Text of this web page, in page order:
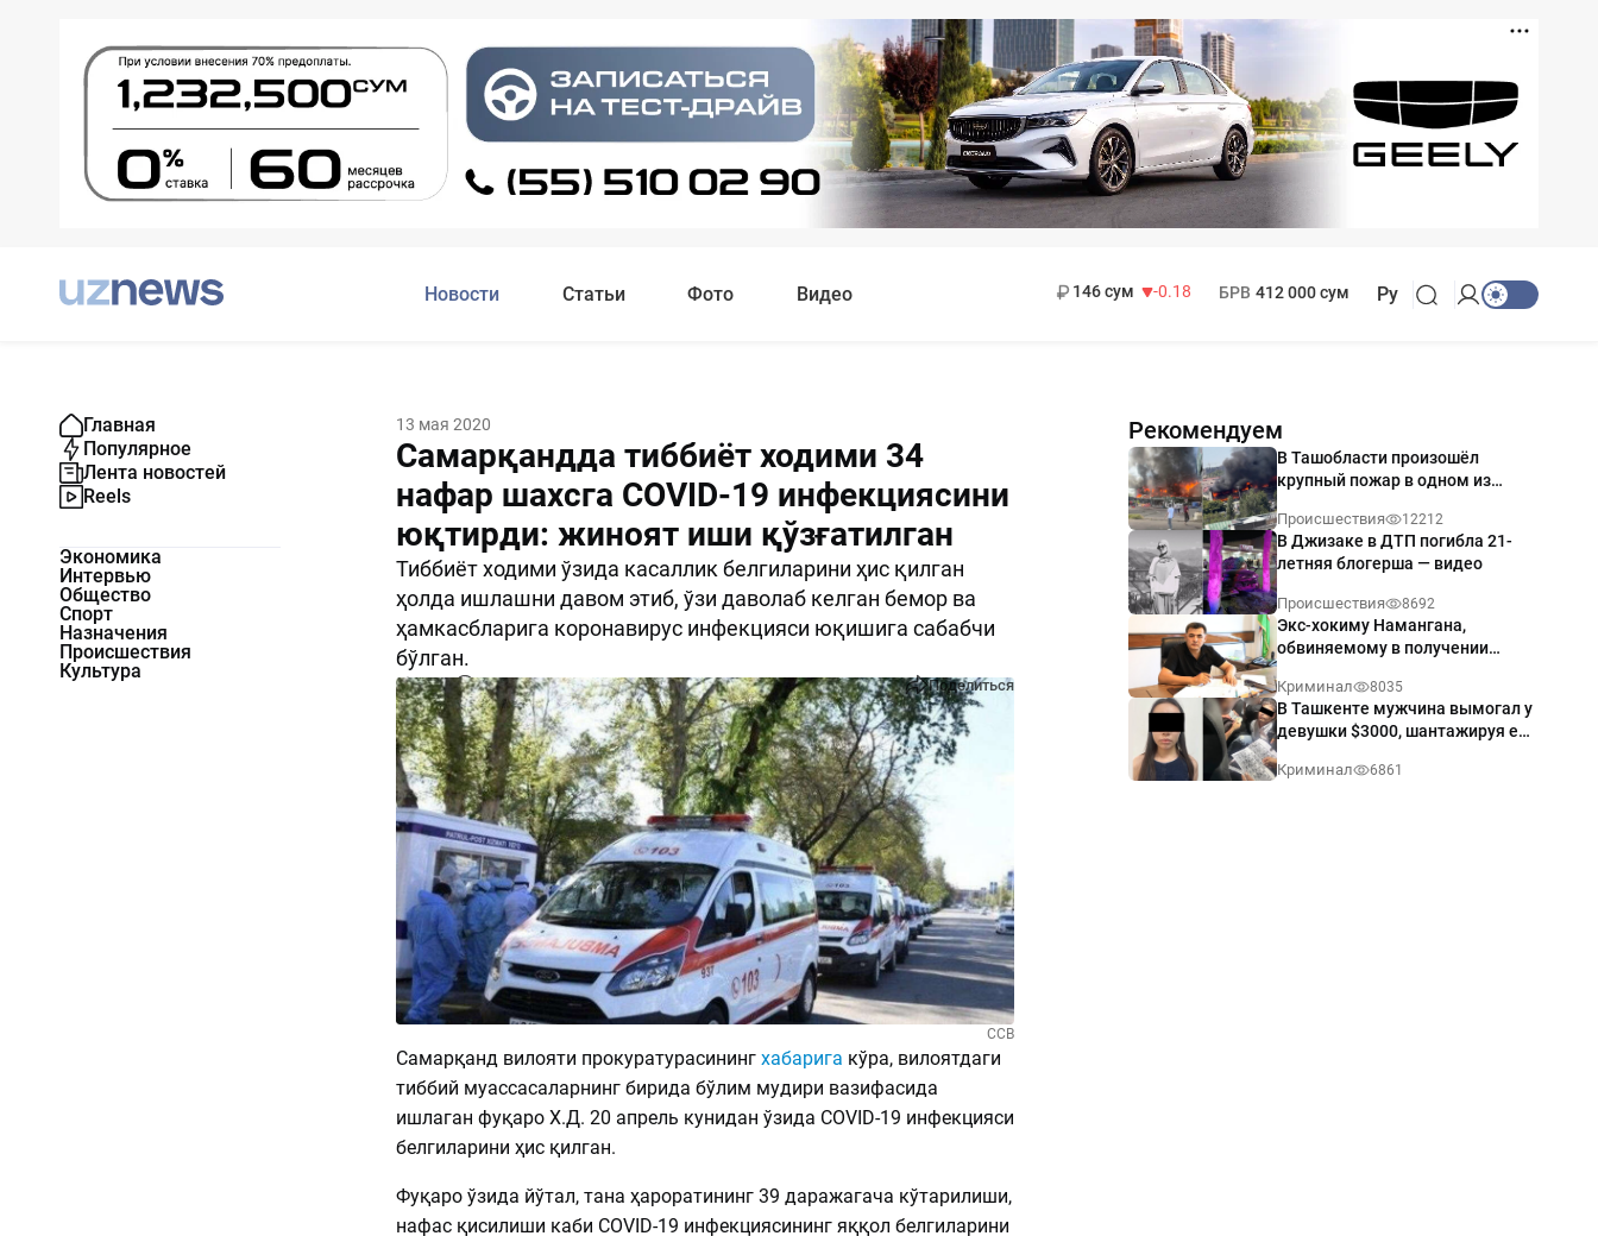
Новости Статьи Фото Видео
146 сум
-0.18
БРВ 412 000 сум Ру
Главная
Популярное
Лента новостей
Reels
Экономика
Интервью
Общество
Спорт
Назначения
Происшествия
Культура
13 мая 2020
Самарқандда тиббиёт ходими 34
нафар шахсга COVID-19 инфекциясини
юқтирди: жиноят иши қўзғатилган
Тиббиёт ходими ўзида касаллик белгиларини ҳис қилган
ҳолда ишлашни давом этиб, ўзи даволаб келган бемор ва
ҳамкасбларига коронавирус инфекцияси юқишига сабабчи
бўлган.
1952 0 Поделиться
ССВ
Самарқанд вилояти прокуратурасининг хабарига кўра, вилоятдаги
тиббий муассасаларнинг бирида бўлим мудири вазифасида
ишлаган фуқаро Х.Д. 20 апрель кунидан ўзида COVID-19 инфекцияси
белгиларини ҳис қилган.
Фуқаро ўзида йўтал, тана ҳароратининг 39 даражагача кўтарилиши,
нафас қисилиши каби COVID-19 инфекциясининг яққол белгиларини
Рекомендуем
В Ташобласти произошёл
крупный пожар в одном из
Происшествия 12212
В Джизаке в ДТП погибла 21-
летняя блогерша — видео
Происшествия 8692
Экс-хокиму Намангана,
обвиняемому в получении
приговор
Криминал 8035
В Ташкенте мужчина вымогал у
девушки $3000, шантажируя её
Криминал 6861